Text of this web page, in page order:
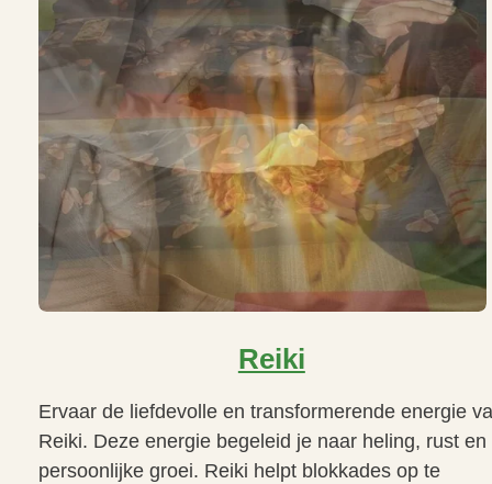
Reiki
Ervaar de liefdevolle en transformerende energie
Reiki. Deze energie begeleid je naar heling, rust en
persoonlijke groei. Reiki helpt blokkades op te